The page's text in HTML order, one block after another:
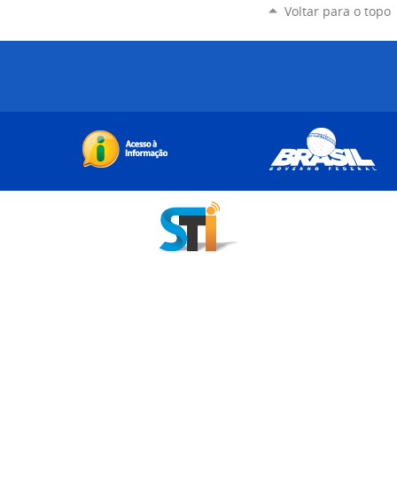
Voltar para o topo